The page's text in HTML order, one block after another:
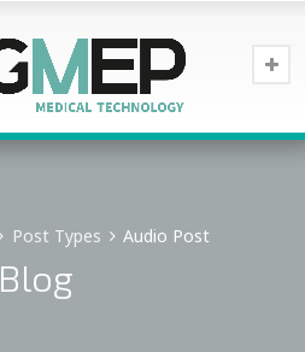
Post Types Audio Post
Blog